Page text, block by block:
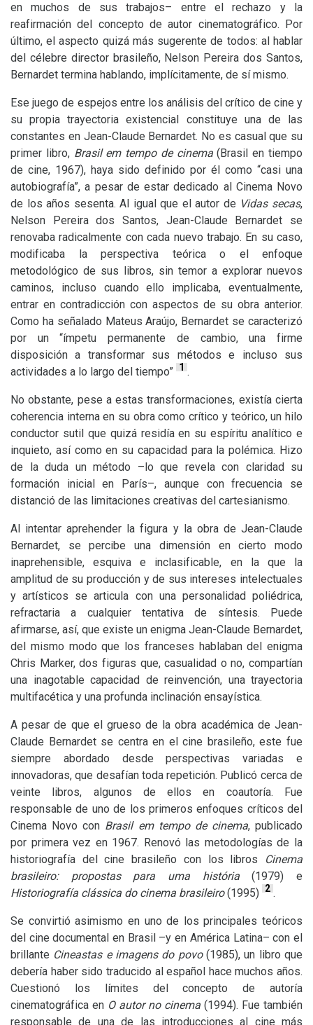
en muchos de sus trabajos– entre el rechazo y la
reafirmación del concepto de autor cinematográfico. Por
último, el aspecto quizá más sugerente de todos: al hablar
del célebre director brasileño, Nelson Pereira dos Santos,
Bernardet termina hablando, implícitamente, de sí mismo.
Ese juego de espejos entre los análisis del crítico de cine y
su propia trayectoria existencial constituye una de las
constantes en Jean-Claude Bernardet. No es casual que su
primer libro, Brasil em tempo de cinema(Brasil en tiempo
de cine, 1967), haya sido definido por él como “casi una
autobiografía”, a pesar de estar dedicado al Cinema Novo
de los años sesenta. Al igual que el autor de Vidas secas,
Nelson Pereira dos Santos, Jean-Claude Bernardet se
renovaba radicalmente con cada nuevo trabajo. En su caso,
modificaba la perspectiva teórica o el enfoque
metodológico de sus libros, sin temor a explorar nuevos
caminos, incluso cuando ello implicaba, eventualmente,
entrar en contradicción con aspectos de su obra anterior.
Como ha señalado Mateus Araújo, Bernardet se caracterizó
por un “ímpetu permanente de cambio, una firme
disposición a transformar sus métodos e incluso sus
actividades a lo largo del tiempo” 1 .
No obstante, pese a estas transformaciones, existía cierta
coherencia interna en su obra como crítico y teórico, un hilo
conductor sutil que quizá residía en su espíritu analítico e
inquieto, así como en su capacidad para la polémica. Hizo
de la duda un método –lo que revela con claridad su
formación inicial en París–, aunque con frecuencia se
distanció de las limitaciones creativas del cartesianismo.
Al intentar aprehender la figura y la obra de Jean-Claude
Bernardet, se percibe una dimensión en cierto modo
inaprehensible, esquiva e inclasificable, en la que la
amplitud de su producción y de sus intereses intelectuales
y artísticos se articula con una personalidad poliédrica,
refractaria a cualquier tentativa de síntesis. Puede
afirmarse, así, que existe un enigma Jean-Claude Bernardet,
del mismo modo que los franceses hablaban del enigma
Chris Marker, dos figuras que, casualidad o no, compartían
una inagotable capacidad de reinvención, una trayectoria
multifacética y una profunda inclinación ensayística.
A pesar de que el grueso de la obra académica de Jean-
Claude Bernardet se centra en el cine brasileño, este fue
siempre abordado desde perspectivas variadas e
innovadoras, que desafían toda repetición. Publicó cerca de
veinte libros, algunos de ellos en coautoría. Fue
responsable de uno de los primeros enfoques críticos del
Cinema Novo con Brasil em tempo de cinema, publicado
por primera vez en 1967. Renovó las metodologías de la
historiografía del cine brasileño con los libros
Cinema
brasileiro: propostas para uma história(1979) e
Historiografía clássica do cinema brasileiro(1995) 2 .
Se convirtió asimismo en uno de los principales teóricos
del cine documental en Brasil –y en América Latina– con el
brillante Cineastas e imagens do povo(1985), un libro que
debería haber sido traducido al español hace muchos años.
Cuestionó los límites del concepto de autoría
cinematográfica en O autor no cinema (1994). Fue también
responsable de una de las introducciones al cine más